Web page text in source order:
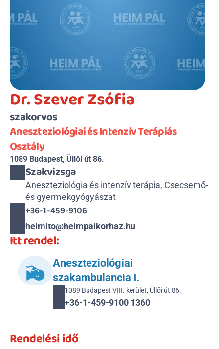
Dr. Szever Zsófia
szakorvos
Aneszteziológiai és Intenzív Terápiás
Osztály
1089 Budapest, Üllői út 86.
Szakvizsga
Aneszteziológia és intenzív terápia, Csecsemő-
és gyermekgyógyászat
+36-1-459-9106
heimito@heimpalkorhaz.hu
Itt rendel:
Aneszteziológiai
szakambulancia I.
1089 Budapest VIII. kerület, Üllői út 86.
+36-1-459-9100 1360
Rendelési idő